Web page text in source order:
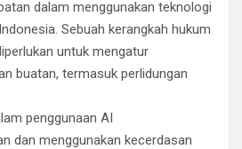
dalam menggunakan teknologi
Sebuah kerangkah hukum
untuk mengatur
buatan, termasuk perlidungan
penggunaan AI
dan menggunakan kecerdasan